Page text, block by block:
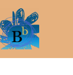
to
content